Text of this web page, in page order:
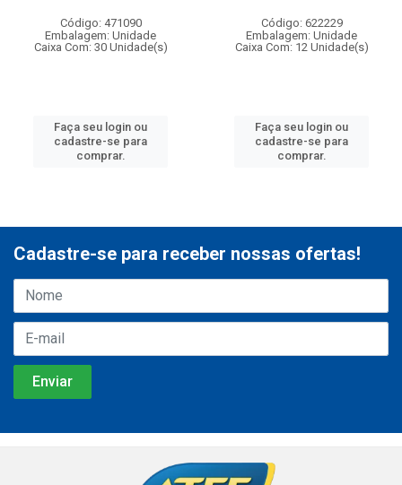
Código: 471090
Embalagem: Unidade
Caixa Com: 30 Unidade(s)
Faça seu login ou
cadastre-se para
comprar.
Código: 622229
Embalagem: Unidade
Caixa Com: 12 Unidade(s)
Faça seu login ou
cadastre-se para
comprar.
Cadastre-se para receber nossas ofertas!